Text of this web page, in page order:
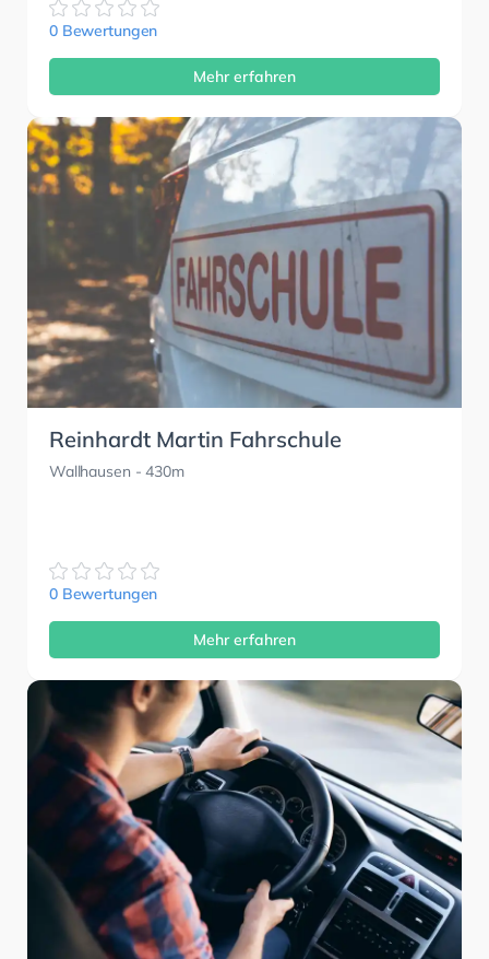
0 Bewertungen
Mehr erfahren
Reinhardt Martin Fahrschule
Wallhausen - 430m
0 Bewertungen
Mehr erfahren